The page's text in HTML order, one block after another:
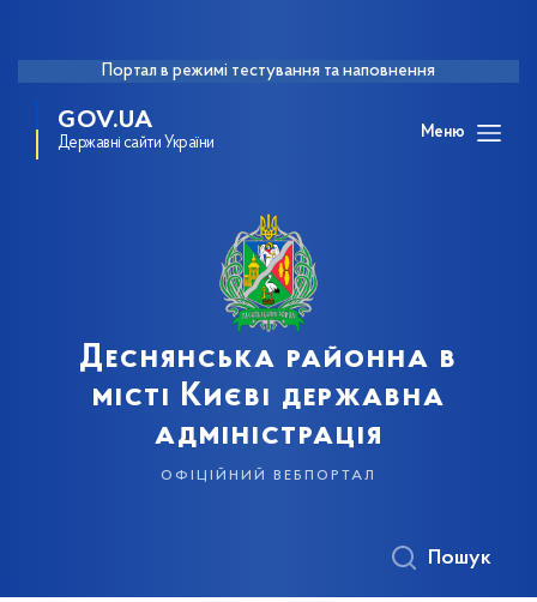
Портал в режимі тестування та наповнення
GOV.UA
Державні сайти України
Меню
Деснянська районна в
місті Києві державна
адміністрація
офіційний вебпортал
Пошук